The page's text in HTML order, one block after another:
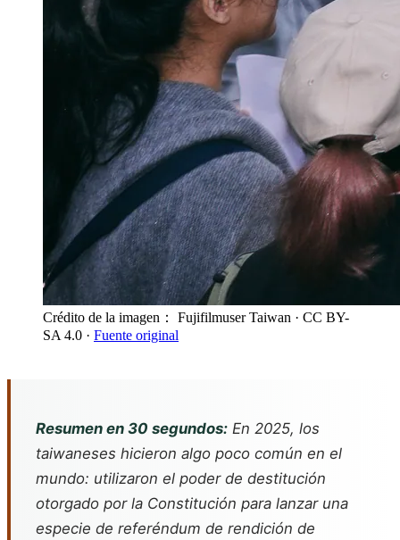
Crédito de la imagen： Fujifilmuser Taiwan · CC BY-
SA 4.0 · Fuente original
Resumen en 30 segundos: En 2025, los
taiwaneses hicieron algo poco común en el
mundo: utilizaron el poder de destitución
otorgado por la Constitución para lanzar una
especie de referéndum de rendición de